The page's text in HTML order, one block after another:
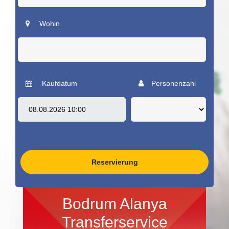
Wohin
Kaufdatum Personenzahl
Reservierung
Bodrum Alanya
Transferservice